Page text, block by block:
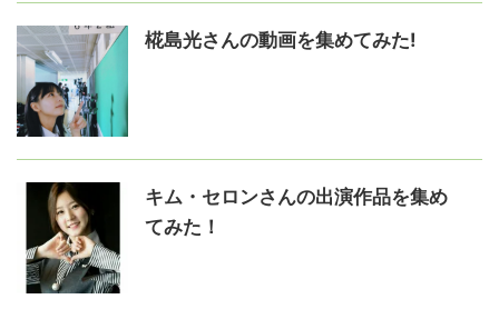
椛島光さんの動画を集めてみた!
キム・セロンさんの出演作品を集め
てみた！